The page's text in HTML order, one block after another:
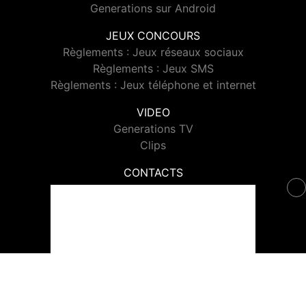
Generations sur Android
JEUX CONCOURS
Règlements : Jeux réseaux sociaux
Règlements : Jeux SMS
Règlements : Jeux téléphone et internet
VIDEO
Generations TV
Clips
CONTACTS
Contacter Generations